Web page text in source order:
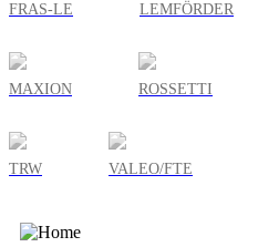
FRAS-LE LEMFÖRDER
MAXION ROSSETTI
TRW VALEO/FTE